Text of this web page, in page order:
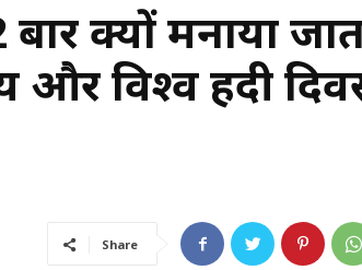
क्यों मनाया
और विश्व हिंदी
Share